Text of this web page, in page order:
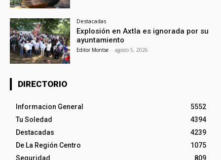
Destacadas
Explosión en Axtla es ignorada por su
ayuntamiento
Editor Montse - agosto 5, 2026
DIRECTORIO
Informacion General
5552
Tu Soledad
4394
Destacadas
4239
De La Región Centro
1075
Seguridad
809